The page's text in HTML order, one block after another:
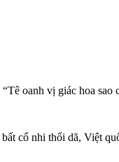
“Tê oanh vị giác hoa sao
bất cổ nhi thối dã, Việt qu